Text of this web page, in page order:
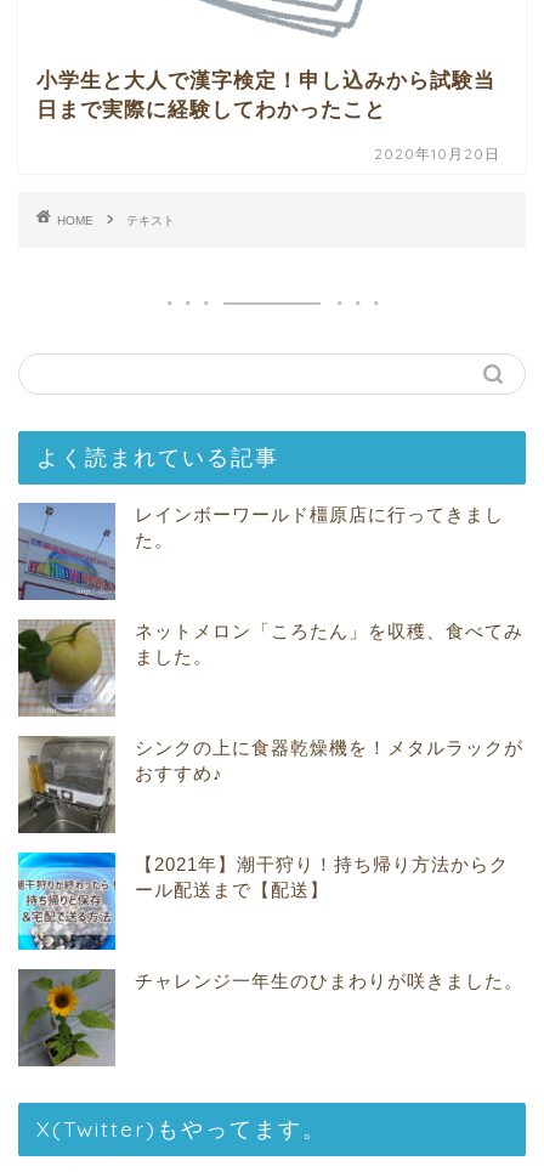
小学生と大人で漢字検定！申し込みから試験当
日まで実際に経験してわかったこと
2020年10月20日
HOME テキスト
よく読まれている記事
レインボーワールド橿原店に行ってきまし
た。
ネットメロン「ころたん」を収穫、食べてみ
ました。
シンクの上に食器乾燥機を！メタルラックが
おすすめ♪
【2021年】潮干狩り！持ち帰り方法からク
ール配送まで【配送】
チャレンジ一年生のひまわりが咲きました。
X(Twitter)もやってます。